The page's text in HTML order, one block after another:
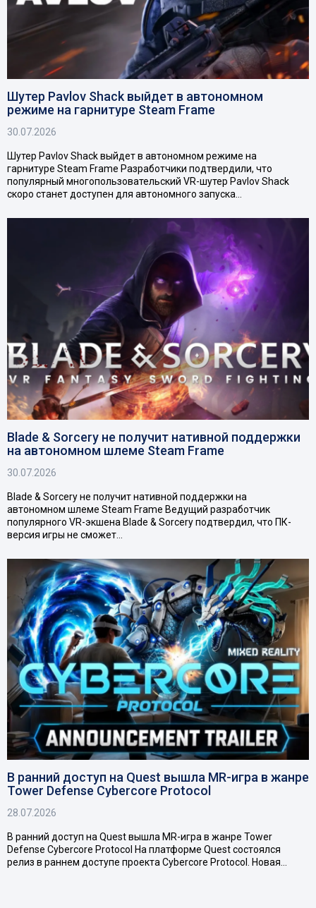
Шутер Pavlov Shack выйдет в автономном
режиме на гарнитуре Steam Frame
30.07.2026
Шутер Pavlov Shack выйдет в автономном режиме на
гарнитуре Steam Frame Разработчики подтвердили, что
популярный многопользовательский VR-шутер Pavlov Shack
скоро станет доступен для автономного запуска…
Blade & Sorcery не получит нативной поддержки
на автономном шлеме Steam Frame
30.07.2026
Blade & Sorcery не получит нативной поддержки на
автономном шлеме Steam Frame Ведущий разработчик
популярного VR-экшена Blade & Sorcery подтвердил, что ПК-
версия игры не сможет…
В ранний доступ на Quest вышла MR-игра в жанре
Tower Defense Cybercore Protocol
28.07.2026
В ранний доступ на Quest вышла MR-игра в жанре Tower
Defense Cybercore Protocol На платформе Quest состоялся
релиз в раннем доступе проекта Cybercore Protocol. Новая…